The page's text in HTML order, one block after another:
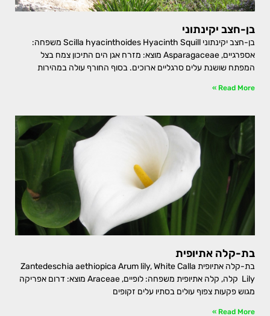
בן-חצב יקינתוני
בן-חצב יקינתוני Scilla hyacinthoides Hyacinth Squill משפחה:
אספרגיים, Asparagaceae מוצא: מזרח אגן הים התיכון צמח בצל
המפתח שושנת עלים סרגליים ארוכים. בסוף החורף עולה במהירות
Read More »
בת-קלה אתיופית
בת-קלה אתיופית Zantedeschia aethiopica Arum lily, White Calla
Lily קלה, קלה אתיופית משפחה: לופיים, Araceae מוצא: דרום אפריקה
מגוש פקעות צפוף עולים בסתיו עלים זקופים
Read More »